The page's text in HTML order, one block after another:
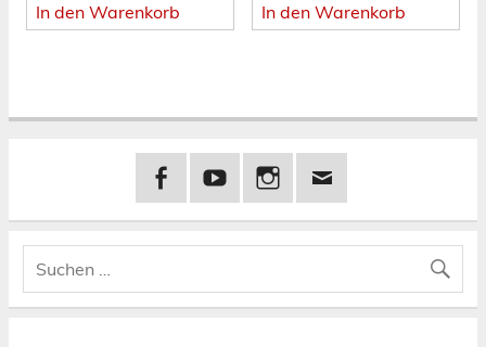
In den Warenkorb In den Warenkorb